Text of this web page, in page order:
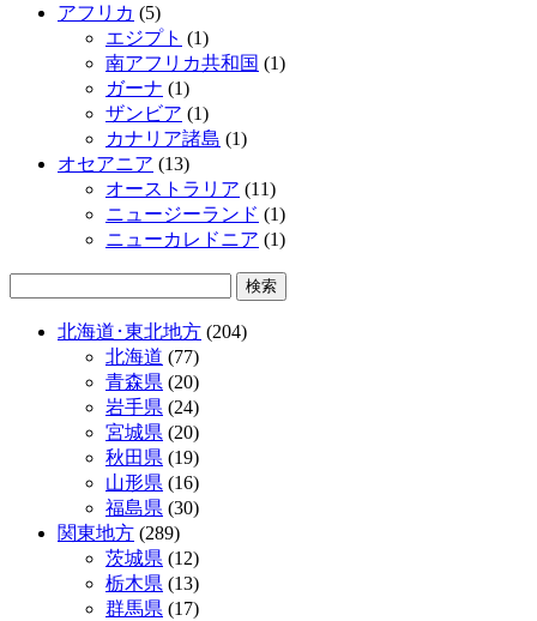
アフリカ (5)
エジプト (1)
南アフリカ共和国 (1)
ガーナ (1)
ザンビア (1)
カナリア諸島 (1)
オセアニア (13)
オーストラリア (11)
ニュージーランド (1)
ニューカレドニア (1)
北海道･東北地方 (204)
北海道 (77)
青森県 (20)
岩手県 (24)
宮城県 (20)
秋田県 (19)
山形県 (16)
福島県 (30)
関東地方 (289)
茨城県 (12)
栃木県 (13)
群馬県 (17)